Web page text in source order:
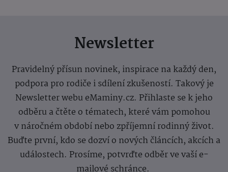
Newsletter
Pravidelný přísun novinek, inspirace na každý den,
podpora pro rodiče i sdílení zkušeností. Takový je
Newsletter webu eMaminy.cz. Přihlaste se k jeho
odběru a čtěte o tématech, které vám pomohou
v náročném období nebo zpříjemní rodinný život.
Buďte první, kdo se dozví o nových článcích, akcích a
událostech. Prosíme, potvrďte odběr ve vaší e-